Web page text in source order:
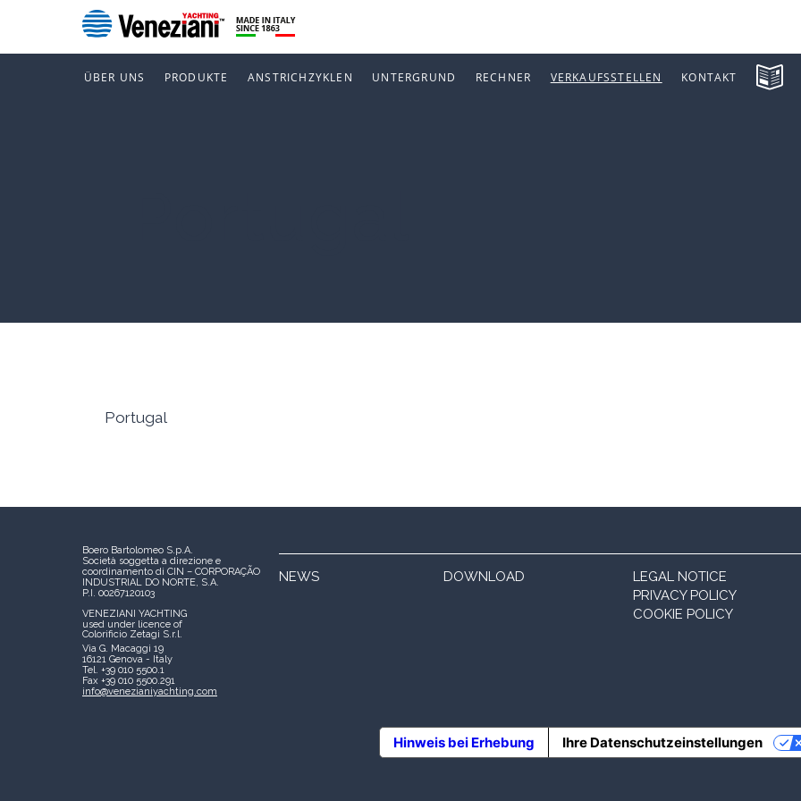
ÜBER UNS PRODUKTE ANSTRICHZYKLEN UNTERGRUND RECHNER VERKAUFSSTELLEN KONTAKT
Portugal
Boero Bartolomeo S.p.A.
Società soggetta a direzione e
coordinamento di CIN – CORPORAÇÃO
INDUSTRIAL DO NORTE, S.A.
P.I. 00267120103
VENEZIANI YACHTING
used under licence of
Colorificio Zetagi S.r.l.
Via G. Macaggi 19
16121 Genova - Italy
Tel. +39 010 5500.1
Fax +39 010 5500.291
info@venezianiyachting.com
NEWS DOWNLOAD
LEGAL NOTICE
PRIVACY POLICY
COOKIE POLICY
Hinweis bei Erhebung Ihre Datenschutzeinstellungen